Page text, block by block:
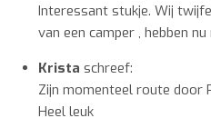
Interessant stukje. Wij
van een camper , hebben
Krista schreef:
Zijn momenteel route door
Heel leuk